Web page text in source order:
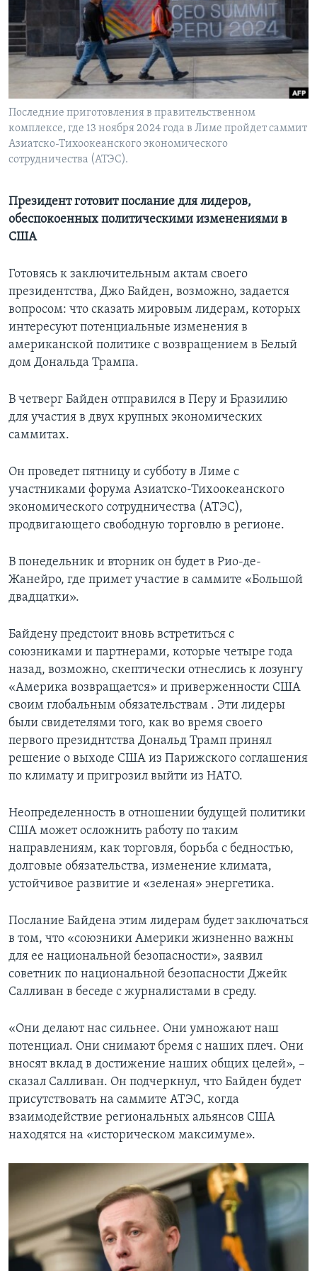
Learning English
СОЦИАЛЬНЫЕ СЕТИ
Языки
Последние приготовления в правительственном
комплексе, где 13 ноября 2024 года в Лиме пройдет саммит
Азиатско-Тихоокеанского экономического
сотрудничества (АТЭС).
Президент готовит послание для лидеров,
обеспокоенных политическими изменениями в
США
Готовясь к заключительным актам своего
президентства, Джо Байден, возможно, задается
вопросом: что сказать мировым лидерам, которых
интересуют потенциальные изменения в
американской политике с возвращением в Белый
дом Дональда Трампа.
В четверг Байден отправился в Перу и Бразилию
для участия в двух крупных экономических
саммитах.
Он проведет пятницу и субботу в Лиме с
участниками форума Азиатско-Тихоокеанского
экономического сотрудничества (АТЭС),
продвигающего свободную торговлю в регионе.
В понедельник и вторник он будет в Рио-де-
Жанейро, где примет участие в саммите «Большой
двадцатки».
Байдену предстоит вновь встретиться с
союзниками и партнерами, которые четыре года
назад, возможно, скептически отнеслись к лозунгу
«Америка возвращается» и приверженности США
своим глобальным обязательствам . Эти лидеры
были свидетелями того, как во время своего
первого президнтства Дональд Трамп принял
решение о выходе США из Парижского соглашения
по климату и пригрозил выйти из НАТО.
Неопределенность в отношении будущей политики
США может осложнить работу по таким
направлениям, как торговля, борьба с бедностью,
долговые обязательства, изменение климата,
устойчивое развитие и «зеленая» энергетика.
Послание Байдена этим лидерам будет заключаться
в том, что «союзники Америки жизненно важны
для ее национальной безопасности», заявил
советник по национальной безопасности Джейк
Салливан в беседе с журналистами в среду.
«Они делают нас сильнее. Они умножают наш
потенциал. Они снимают бремя с наших плеч. Они
вносят вклад в достижение наших общих целей», –
сказал Салливан. Он подчеркнул, что Байден будет
присутствовать на саммите АТЭС, когда
взаимодействие региональных альянсов США
находятся на «историческом максимуме».